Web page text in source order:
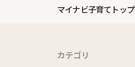
マイナビ子育てトップ
カテゴリ